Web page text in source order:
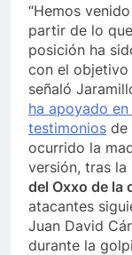
“Hemos
partir de lo
posición ha
con el objetivo
señaló
ha apoyado
testimonios de
ocurrido la
versión, tras la
del Oxxo de la
atacantes
Juan David
durante la